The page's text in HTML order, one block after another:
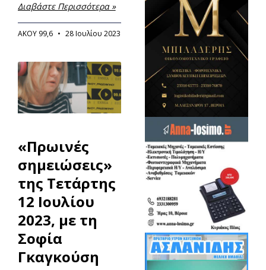
Διαβάστε Περισσότερα »
ΑΚΟΥ 99,6 28 Ιουλίου 2023
«Πρωινές
σημειώσεις»
της Τετάρτης
12 Ιουλίου
2023, με τη
Σοφία
Γκαγκούση